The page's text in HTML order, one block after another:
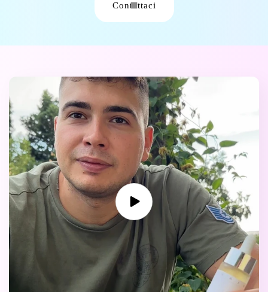
Contattaci